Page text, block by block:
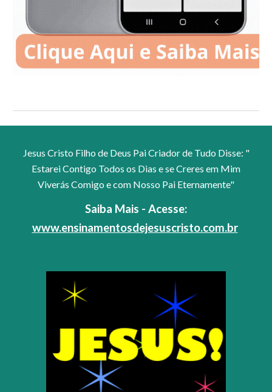
Jesus Cristo Filho de Deus Pai Criador de Tudo Disse: "
Estarei Contigo Todos os Dias e se Creres em Mim
Viverás Comigo e com Nosso Pai Eternamente"
Saiba Mais - Acesse:
www.ensinamentosdejesuscristo.com.br